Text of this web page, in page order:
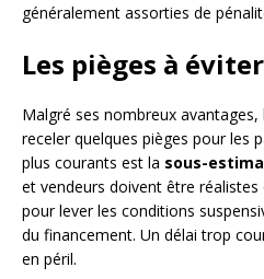
généralement assorties de
Les pièges à éviter
Malgré ses nombreux
receler quelques pièges pour les
plus courants est la sous-
et vendeurs doivent être
pour lever les conditions
du financement. Un délai trop
en péril.